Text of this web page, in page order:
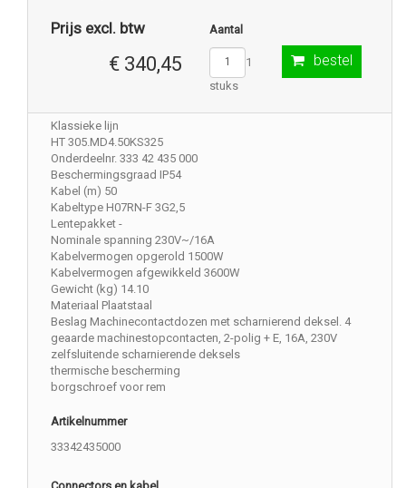
Prijs excl. btw
€ 340,45
Aantal
1
stuks
bestel
Klassieke lijn
HT 305.MD4.50KS325
Onderdeelnr. 333 42 435 000
Beschermingsgraad IP54
Kabel (m) 50
Kabeltype H07RN-F 3G2,5
Lentepakket -
Nominale spanning 230V~/16A
Kabelvermogen opgerold 1500W
Kabelvermogen afgewikkeld 3600W
Gewicht (kg) 14.10
Materiaal Plaatstaal
Beslag Machinecontactdozen met scharnierend deksel. 4
geaarde machinestopcontacten, 2-polig + E, 16A, 230V
zelfsluitende scharnierende deksels
thermische bescherming
borgschroef voor rem
Artikelnummer
33342435000